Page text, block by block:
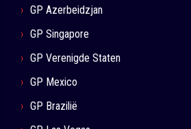
GP Azerbeidzjan
GP Singapore
GP Verenigde Staten
GP Mexico
GP Brazilië